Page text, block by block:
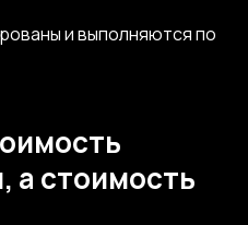
и выполняются по
а стоимость